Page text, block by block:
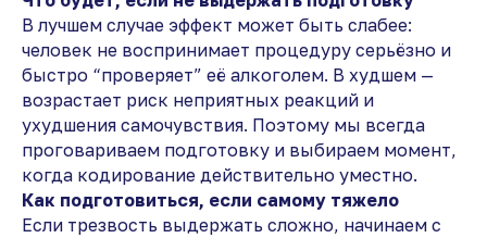
В лучшем случае эффект может быть слабее:
человек не воспринимает процедуру серьёзно и
быстро “проверяет” её алкоголем. В худшем —
возрастает риск неприятных реакций и
ухудшения самочувствия. Поэтому мы всегда
проговариваем подготовку и выбираем момент,
когда кодирование действительно уместно.
Как подготовиться, если самому тяжело
Если трезвость выдержать сложно, начинаем с